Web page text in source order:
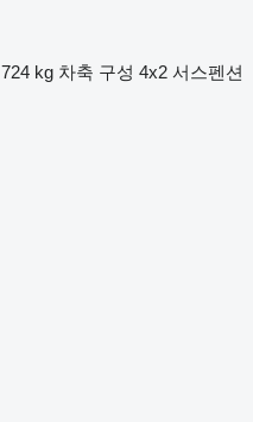
724 kg 차축 구성 4x2 서스펜션